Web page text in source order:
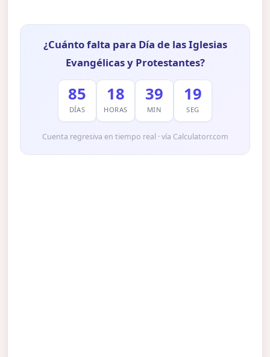
¿Cuánto falta para Día de las Iglesias
Evangélicas y Protestantes?
85
DÍAS
18
HORAS
39
MIN
18
SEG
Cuenta regresiva en tiempo real · vía Calculatorr.com